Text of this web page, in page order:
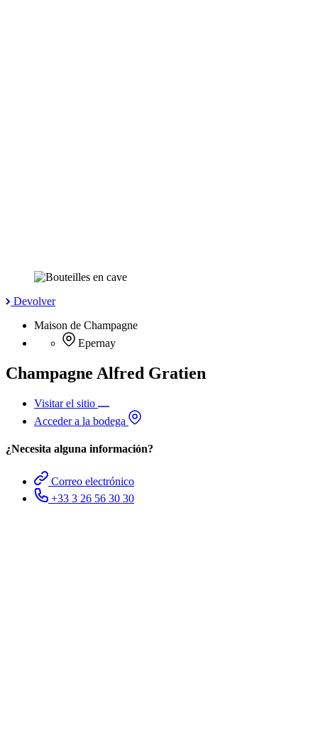
Devolver
Maison de Champagne
Epernay
Champagne Alfred Gratien
Visitar el sitio
Acceder a la bodega
¿Necesita alguna información?
Correo electrónico
+33 3 26 56 30 30